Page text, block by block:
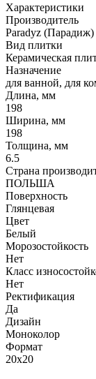
Характеристики
Производитель
Paradyz (Парадиж)
Вид плитки
Керамическая
Назначение
для ванной, для
Длина, мм
198
Ширина, мм
198
Толщина, мм
6.5
Страна
ПОЛЬША
Поверхность
Глянцевая
Цвет
Белый
Морозостойкость
Нет
Класс
Нет
Ректификация
Да
Дизайн
Моноколор
Формат
20x20